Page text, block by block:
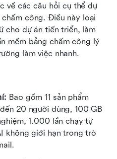
về các câu hỏi cụ thể dự
công. Điều này loại
cho dự án tiến triển, làm
mềm bảng chấm công lý
làm việc nhanh.
Bao gồm 11 sản phẩm
20 người dùng, 100 GB
1.000 lần chạy tự
không giới hạn trong trò